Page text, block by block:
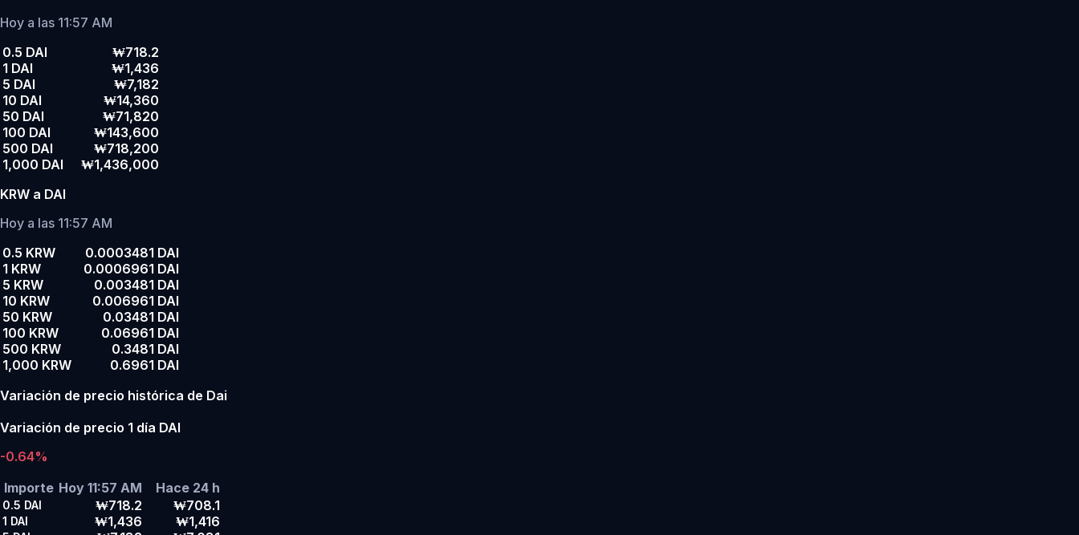
Hoy a las 11:57 AM
0.5 DAI
₩718.2
1 DAI
₩1,436
5 DAI
₩7,182
10 DAI
₩14,360
50 DAI
₩71,820
100 DAI
₩143,600
500 DAI
₩718,200
1,000 DAI
₩1,436,000
KRW a DAI
Hoy a las 11:57 AM
0.5 KRW
0.0003481 DAI
1 KRW
0.0006961 DAI
5 KRW
0.003481 DAI
10 KRW
0.006961 DAI
50 KRW
0.03481 DAI
100 KRW
0.06961 DAI
500 KRW
0.3481 DAI
1,000 KRW
0.6961 DAI
Variación de precio histórica de Dai
Variación de precio 1 día DAI
-0.64%
Importe Hoy 11:57 AM Hace 24 h
0.5 DAI ₩718.2 ₩708.1
1 DAI ₩1,436 ₩1,416